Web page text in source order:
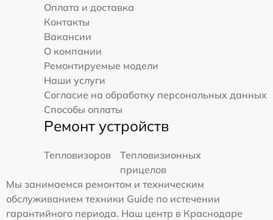
Оплата и доставка
Контакты
Вакансии
О компании
Ремонтируемые модели
Наши услуги
Согласие на обработку персональных данных
Способы оплаты
Ремонт устройств
Тепловизоров
Тепловизионных
прицелов
Мы занимаемся ремонтом и техническим
обслуживанием техники Guide по истечении
гарантийного периода. Наш центр в Краснодаре